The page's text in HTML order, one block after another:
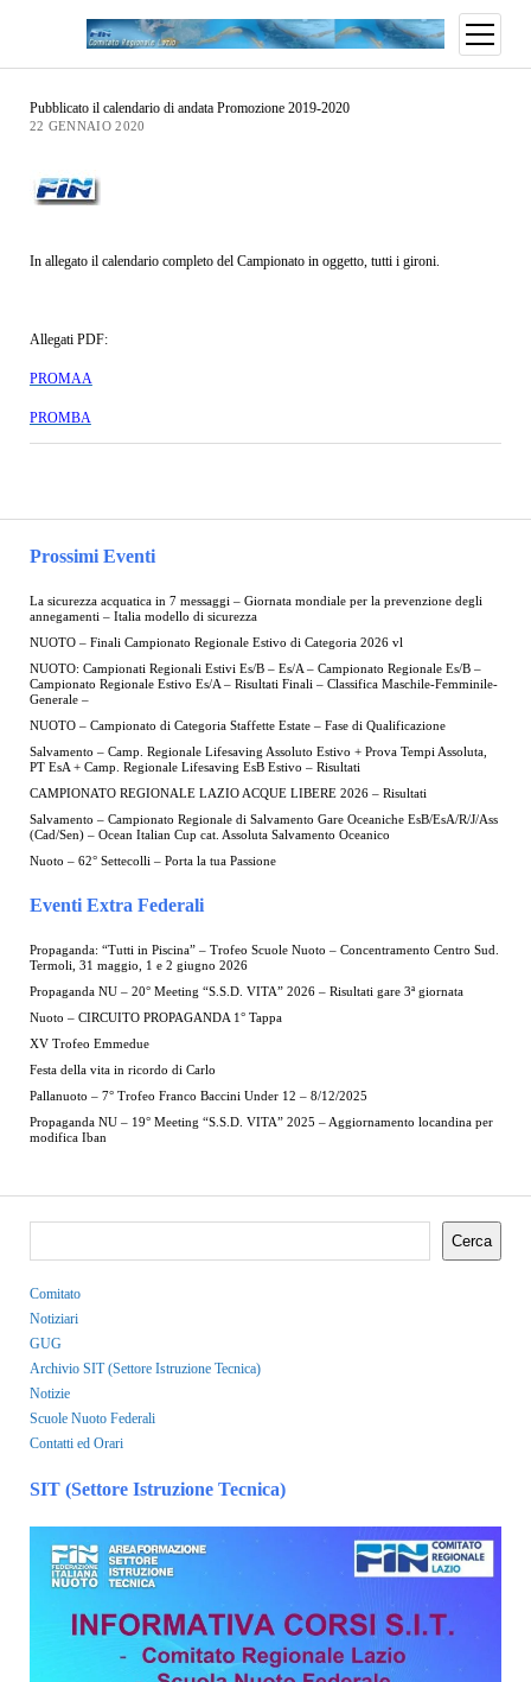
Prossimi Eventi
La sicurezza acquatica in 7 messaggi – Giornata mondiale per la prevenzione degli
annegamenti – Italia modello di sicurezza
NUOTO – Finali Campionato Regionale Estivo di Categoria 2026 vl
NUOTO: Campionati Regionali Estivi Es/B – Es/A – Campionato Regionale Es/B –
Campionato Regionale Estivo Es/A – Risultati Finali – Classifica Maschile-Femminile-
Generale –
NUOTO – Campionato di Categoria Staffette Estate – Fase di Qualificazione
Salvamento – Camp. Regionale Lifesaving Assoluto Estivo + Prova Tempi Assoluta,
PT EsA + Camp. Regionale Lifesaving EsB Estivo – Risultati
CAMPIONATO REGIONALE LAZIO ACQUE LIBERE 2026 – Risultati
Salvamento – Campionato Regionale di Salvamento Gare Oceaniche EsB/EsA/R/J/Ass
(Cad/Sen) – Ocean Italian Cup cat. Assoluta Salvamento Oceanico
Nuoto – 62° Settecolli – Porta la tua Passione
Eventi Extra Federali
Propaganda: “Tutti in Piscina” – Trofeo Scuole Nuoto – Concentramento Centro Sud.
Termoli, 31 maggio, 1 e 2 giugno 2026
Propaganda NU – 20° Meeting “S.S.D. VITA” 2026 – Risultati gare 3ª giornata
Nuoto – CIRCUITO PROPAGANDA 1° Tappa
XV Trofeo Emmedue
Festa della vita in ricordo di Carlo
Pallanuoto – 7° Trofeo Franco Baccini Under 12 – 8/12/2025
Propaganda NU – 19° Meeting “S.S.D. VITA” 2025 – Aggiornamento locandina per
modifica Iban
Pubblicato il calendario di andata Promozione 2019-2020
22 GENNAIO 2020
In allegato il calendario completo del Campionato in oggetto, tutti i gironi.
Allegati PDF:
PROMAA
PROMBA
Cerca
Comitato
Notiziari
GUG
Archivio SIT (Settore Istruzione Tecnica)
Notizie
Scuole Nuoto Federali
Contatti ed Orari
SIT (Settore Istruzione Tecnica)